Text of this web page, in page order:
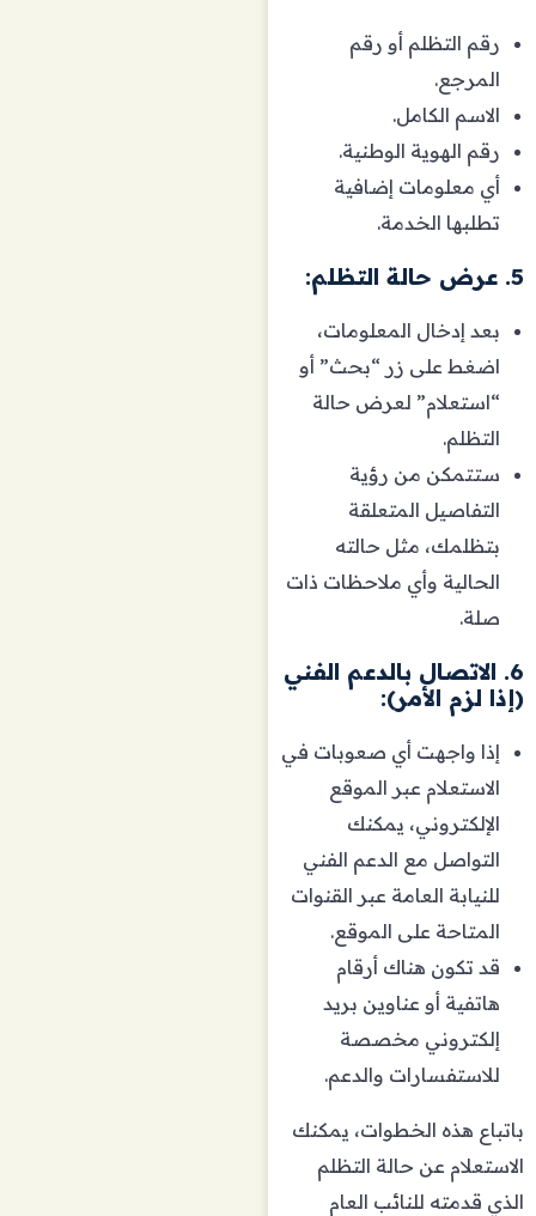
رقم التظلم أو رقم
المرجع.
الاسم الكامل.
رقم الهوية الوطنية.
أي معلومات إضافية
تطلبها الخدمة.
5. عرض حالة التظلم:
بعد إدخال المعلومات،
اضغط على زر “بحث” أو
“استعلام” لعرض حالة
التظلم.
ستتمكن من رؤية
التفاصيل المتعلقة
بتظلمك، مثل حالته
الحالية وأي ملاحظات ذات
صلة.
6. الاتصال بالدعم الفني
(إذا لزم الأمر):
إذا واجهت أي صعوبات في
الاستعلام عبر الموقع
الإلكتروني، يمكنك
التواصل مع الدعم الفني
للنيابة العامة عبر القنوات
المتاحة على الموقع.
قد تكون هناك أرقام
هاتفية أو عناوين بريد
إلكتروني مخصصة
للاستفسارات والدعم.
باتباع هذه الخطوات، يمكنك
الاستعلام عن حالة التظلم
الذي قدمته للنائب العام